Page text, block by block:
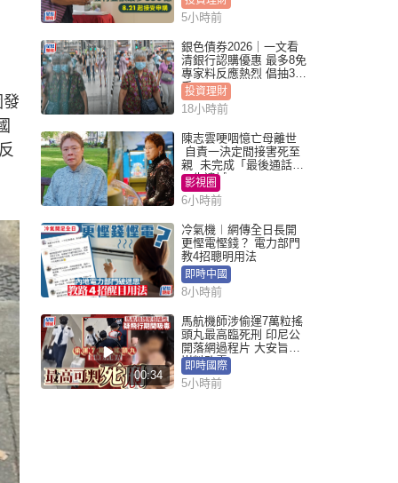
發
5小時前
銀色債券2026｜一文看
清銀行認購優惠 最多8免
專家料反應熱烈 倡抽30
手
投資理財
18小時前
陳志雲哽咽憶亡母離世
自責一決定間接害死至
親 未完成「最後通話」
一生遺憾
影視圈
6小時前
冷氣機︱網傳全日長開
更慳電慳錢？ 電力部門
教4招聰明用法
即時中國
8小時前
00:34
馬航機師涉偷運7萬粒搖
頭丸最高臨死刑 印尼公
開落網過程片 大安旨意
豈料敗露
即時國際
5小時前